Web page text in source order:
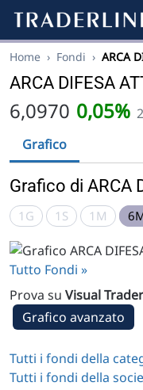
Home › Fondi › ARCA
ARCA DIFESA
6,0970 0,05%
Grafico
Grafico di ARCA
1G 1S 1M
Tutto Fondi »
Prova su Visual
Grafico avanzato
Tutti i fondi della
Tutti i fondi della